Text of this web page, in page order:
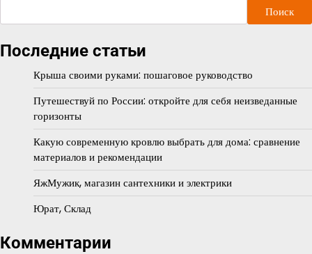
Поиск
Последние статьи
Крыша своими руками: пошаговое руководство
Путешествуй по России: откройте для себя неизведанные
горизонты
Какую современную кровлю выбрать для дома: сравнение
материалов и рекомендации
ЯжМужик, магазин сантехники и электрики
Юрат, Склад
Комментарии